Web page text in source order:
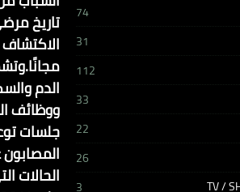
74
31
112
33
22
26
3
تاريخ
الدم
ووظائف
جلسات
الحالات